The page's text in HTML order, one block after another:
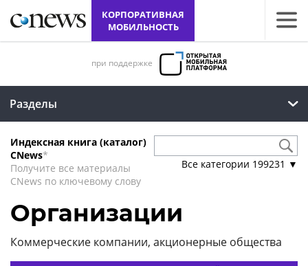
КОРПОРАТИВНАЯ
МОБИЛЬНОСТЬ
при поддержке
Разделы
Индексная книга (каталог)
CNews*
Получите все материалы
CNews по ключевому слову
Все категории 199231 ▼
Организации
Коммерческие компании, акционерные общества